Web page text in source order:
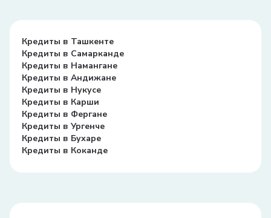
Кредиты в Ташкенте
Кредиты в Самарканде
Кредиты в Намангане
Кредиты в Андижане
Кредиты в Нукусе
Кредиты в Карши
Кредиты в Фергане
Кредиты в Ургенче
Кредиты в Бухаре
Кредиты в Коканде